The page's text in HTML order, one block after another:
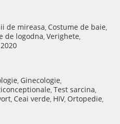
de mireasa, Costume de baie,
de logodna, Verighete,
, Ginecologie,
, Test sarcina,
, Ceai verde, HIV, Ortopedie,